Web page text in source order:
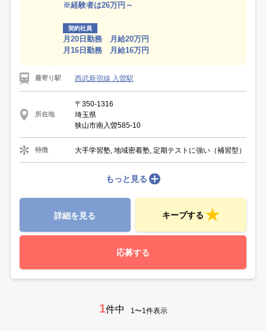
※経験者は26万円～
契約社員
月20日勤務 月給20万円
月16日勤務 月給16万円
最寄り駅 西武新宿線 入曽駅
所在地
〒350-1316
埼玉県
狭山市南入曽585-10
特徴 大手学習塾, 地域密着塾, 定期テストに強い（補習型）
もっと見る
詳細を見る キープする
応募する
1件中 1〜1件表示